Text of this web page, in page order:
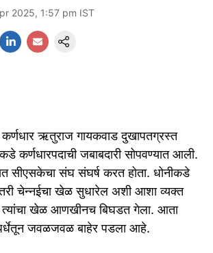
2025, 1:57 pm IST
ऋतुराज गायकवाड दुखापतग्रस्त
कर्णधारपदाची जबाबदारी सोपवण्यात आली.
सीएसकेचा संघ संघर्ष करत होता. धोनीकडे
चेन्नईचा खेळ सुधारेल अशी आशा व्यक्त
त्यांचा खेळ आणखीनच बिघडत गेला. आता
जवळजवळ बाहेर पडला आहे.